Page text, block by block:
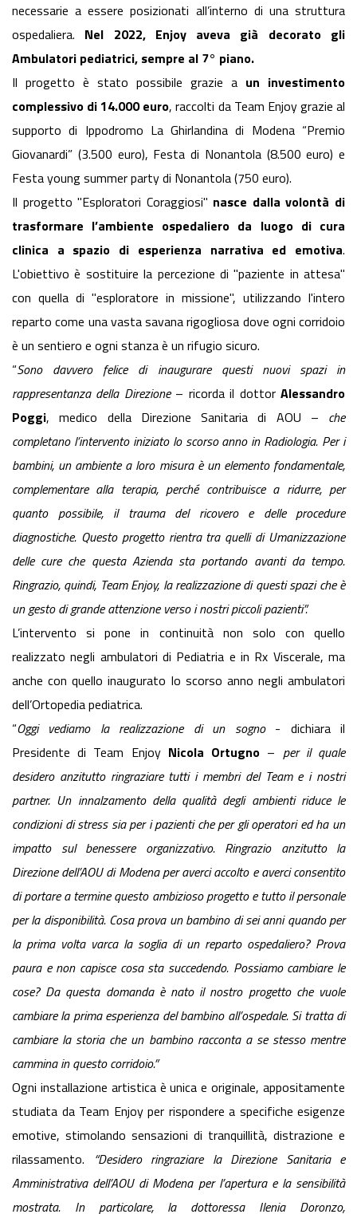
necessarie a essere posizionati all’interno di una struttura
ospedaliera. Nel 2022, Enjoy aveva già decorato gli
Ambulatori pediatrici, sempre al 7° piano.
Il progetto è stato possibile grazie a un investimento
complessivo di 14.000 euro, raccolti da Team Enjoy grazie al
supporto di Ippodromo La Ghirlandina di Modena “Premio
Giovanardi” (3.500 euro), Festa di Nonantola (8.500 euro) e
Festa young summer party di Nonantola (750 euro).
Il progetto "Esploratori Coraggiosi" nasce dalla volontà di
trasformare l’ambiente ospedaliero da luogo di cura
clinica a spazio di esperienza narrativa ed emotiva.
L'obiettivo è sostituire la percezione di "paziente in attesa"
con quella di "esploratore in missione", utilizzando l'intero
reparto come una vasta savana rigogliosa dove ogni corridoio
è un sentiero e ogni stanza è un rifugio sicuro.
“Sono davvero felice di inaugurare questi nuovi spazi in
rappresentanza della Direzione – ricorda il dottorAlessandro
Poggi, medico della Direzione Sanitaria di AOU – che
completano l’intervento iniziato lo scorso anno in Radiologia. Per i
bambini, un ambiente a loro misura è un elemento fondamentale,
complementare alla terapia, perché contribuisce a ridurre, per
quanto possibile, il trauma del ricovero e delle procedure
diagnostiche. Questo progetto rientra tra quelli di Umanizzazione
delle cure che questa Azienda sta portando avanti da tempo.
Ringrazio, quindi, Team Enjoy, la realizzazione di questi spazi che è
un gesto di grande attenzione verso i nostri piccoli pazienti”.
L’intervento si pone in continuità non solo con quello
realizzato negli ambulatori di Pediatria e in Rx Viscerale, ma
anche con quello inaugurato lo scorso anno negli ambulatori
dell’Ortopedia pediatrica.
“Oggi vediamo la realizzazione di un sogno- dichiara il
Presidente di Team Enjoy Nicola Ortugno – per il quale
desidero anzitutto ringraziare tutti i membri del Team e i nostri
partner. Un innalzamento della qualità degli ambienti riduce le
condizioni di stress sia per i pazienti che per gli operatori ed ha un
impatto sul benessere organizzativo. Ringrazio anzitutto la
Direzione dell’AOU di Modena per averci accolto e averci consentito
di portare a termine questo ambizioso progetto e tutto il personale
per la disponibilità. Cosa prova un bambino di sei anni quando per
la prima volta varca la soglia di un reparto ospedaliero? Prova
paura e non capisce cosa sta succedendo. Possiamo cambiare le
cose? Da questa domanda è nato il nostro progetto che vuole
cambiare la prima esperienza del bambino all’ospedale. Si tratta di
cambiare la storia che un bambino racconta a se stesso mentre
cammina in questo corridoio.”
Ogni installazione artistica è unica e originale, appositamente
studiata da Team Enjoy per rispondere a specifiche esigenze
emotive, stimolando sensazioni di tranquillità, distrazione e
rilassamento. “Desidero ringraziare la Direzione Sanitaria e
Amministrativa dell’AOU di Modena per l’apertura e la sensibilità
mostrata. In particolare, la dottoressa Ilenia Doronzo,